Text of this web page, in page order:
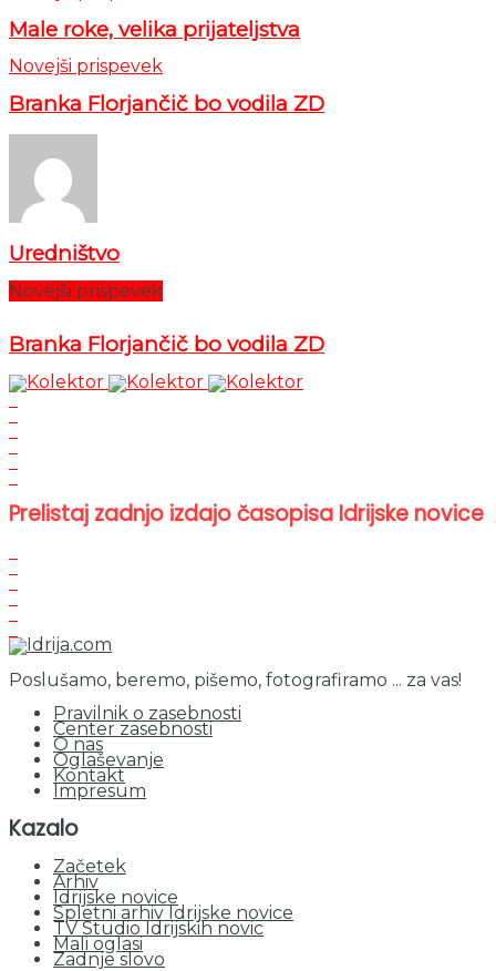
Male roke, velika prijateljstva
Novejši prispevek
Branka Florjančič bo vodila ZD
Uredništvo
Novejši prispevek
Branka Florjančič bo vodila ZD
Prelistaj zadnjo izdajo časopisa Idrijske novice
Poslušamo, beremo, pišemo, fotografiramo ... za vas!
Pravilnik o zasebnosti
Center zasebnosti
O nas
Oglaševanje
Kontakt
Impresum
Kazalo
Začetek
Arhiv
Idrijske novice
Spletni arhiv Idrijske novice
TV Studio Idrijskih novic
Mali oglasi
Zadnje slovo